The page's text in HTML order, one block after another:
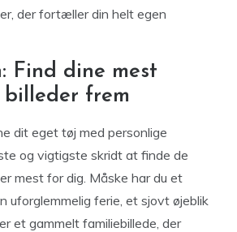
der fortæller din helt egen
Find dine mest
billeder frem
dit eget tøj med personlige
og vigtigste skridt at finde de
mest for dig. Måske har du et
uforglemmelig ferie, et sjovt øjeblik
et gammelt familiebillede, der